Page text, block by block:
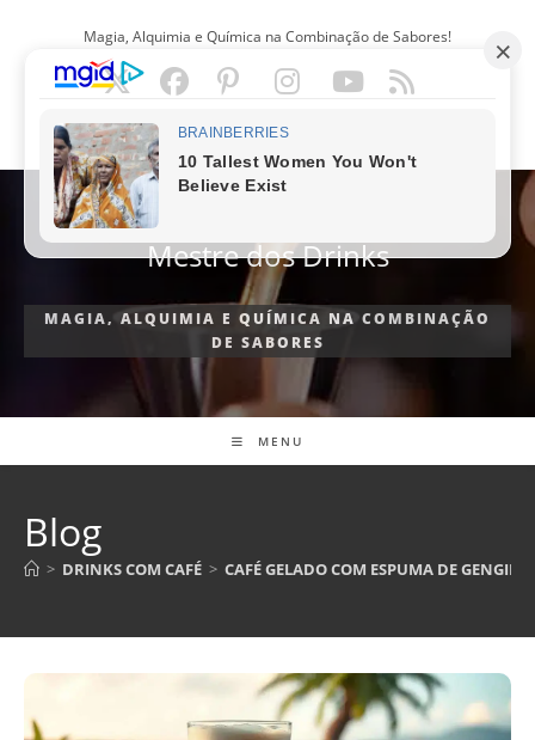
Magia, Alquimia e Química na Combinação de Sabores!
PORTUGUÊS
Mestre dos Drinks
MAGIA, ALQUIMIA E QUÍMICA NA COMBINAÇÃO
DE SABORES
MENU
Blog
> DRINKS COM CAFÉ > CAFÉ GELADO COM ESPUMA DE